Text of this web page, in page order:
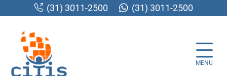
MENU
(31) 3011-2500 (31) 3011-2500